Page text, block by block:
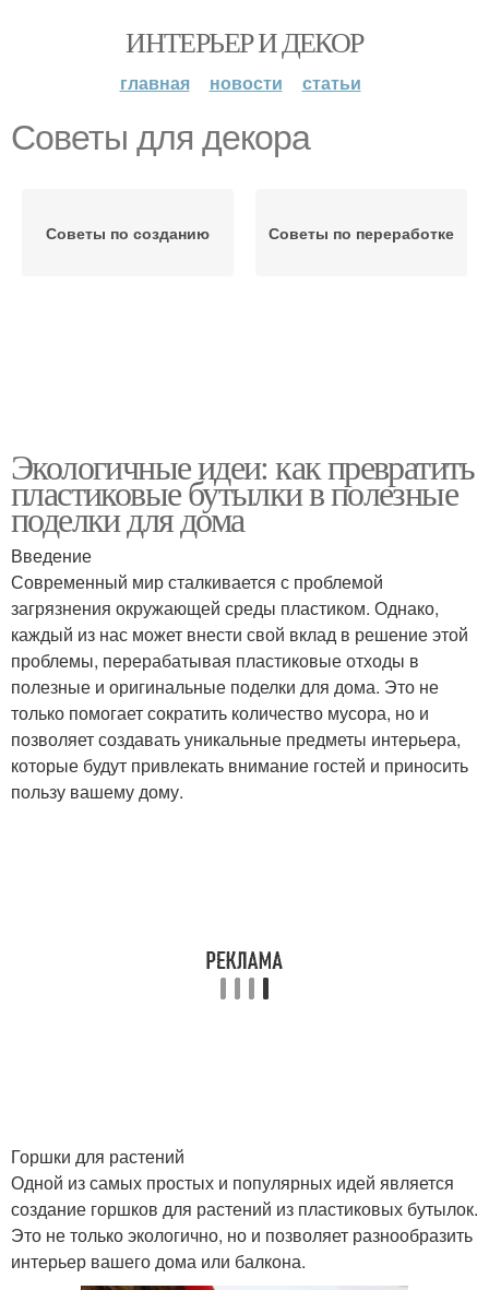
ИНТЕРЬЕР И ДЕКОР
главная новости статьи
Советы для декора
Советы по созданию Советы по переработке
Экологичные идеи: как превратить
пластиковые бутылки в полезные
поделки для дома
Введение
Современный мир сталкивается с проблемой
загрязнения окружающей среды пластиком. Однако,
каждый из нас может внести свой вклад в решение этой
проблемы, перерабатывая пластиковые отходы в
полезные и оригинальные поделки для дома. Это не
только помогает сократить количество мусора, но и
позволяет создавать уникальные предметы интерьера,
которые будут привлекать внимание гостей и приносить
пользу вашему дому.
Горшки для растений
Одной из самых простых и популярных идей является
создание горшков для растений из пластиковых бутылок.
Это не только экологично, но и позволяет разнообразить
интерьер вашего дома или балкона.